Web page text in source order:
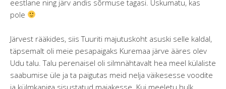
eestlane ning järv andis sõrmuse tagasi. Uskumatu, kas
pole
Järvest rääkides, siis Tuuriti majutuskoht asuski selle kaldal,
täpsemalt oli meie pesapaigaks Kuremaa järve ääres olev
Udu talu. Talu perenaisel oli silmnähtavalt hea meel külaliste
saabumise üle ja ta paigutas meid nelja väikesesse voodite
ja külmkapiga sisustatud majakesse. Kui meeletu hulk